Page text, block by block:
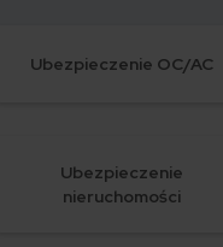
Ubezpieczenie OC/AC
Ubezpieczenie
nieruchomości